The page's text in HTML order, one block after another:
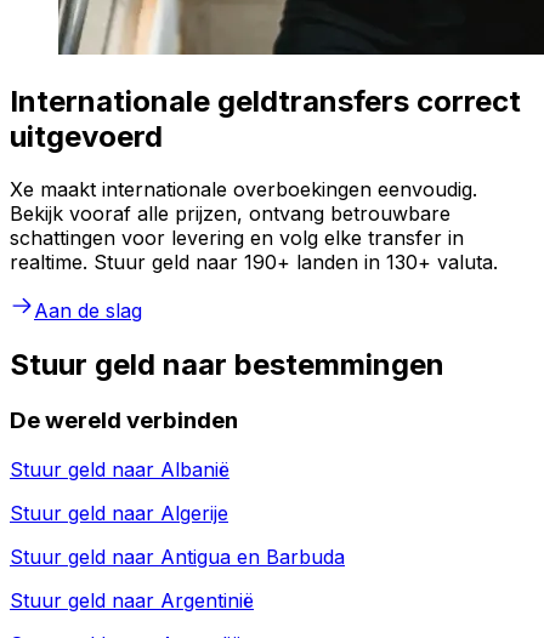
Internationale geldtransfers correct
uitgevoerd
Xe maakt internationale overboekingen eenvoudig.
Bekijk vooraf alle prijzen, ontvang betrouwbare
schattingen voor levering en volg elke transfer in
realtime. Stuur geld naar 190+ landen in 130+ valuta.
Aan de slag
Stuur geld naar bestemmingen
De wereld verbinden
Stuur geld naar Albanië
Stuur geld naar Algerije
Stuur geld naar Antigua en Barbuda
Stuur geld naar Argentinië